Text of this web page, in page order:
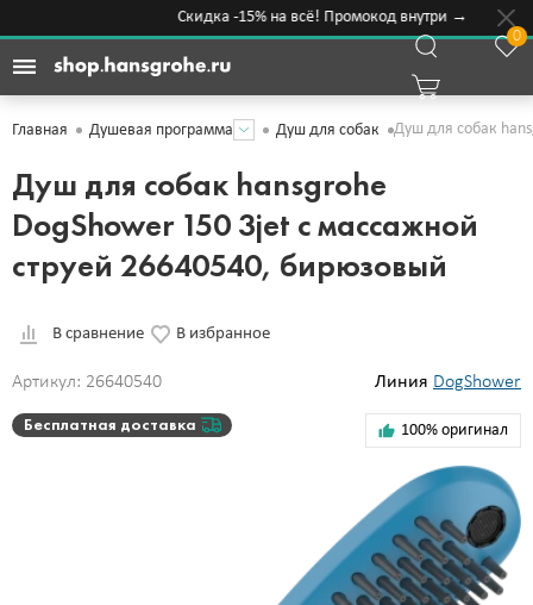
Скидка -15% на всё! Промокод внутри →
0
Главная Душевая программа Душ для собак Душ для собак
Душ для собак hansgrohe
DogShower 150 3jet с массажной
струей 26640540, бирюзовый
В сравнение В избранное
Артикул: 26640540 Линия DogShower
Бесплатная доставка 100% оригинал